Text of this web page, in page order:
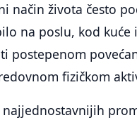
način života često
na poslu, kod
postepenom
fizičkom
najjednostavnijih